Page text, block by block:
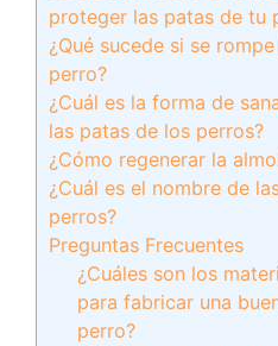
proteger las patas de tu
¿Qué sucede si se
perro?
¿Cuál es la forma de
las patas de los perros?
¿Cómo regenerar la
¿Cuál es el nombre de
perros?
Preguntas Frecuentes
¿Cuáles son los
para fabricar una
perro?